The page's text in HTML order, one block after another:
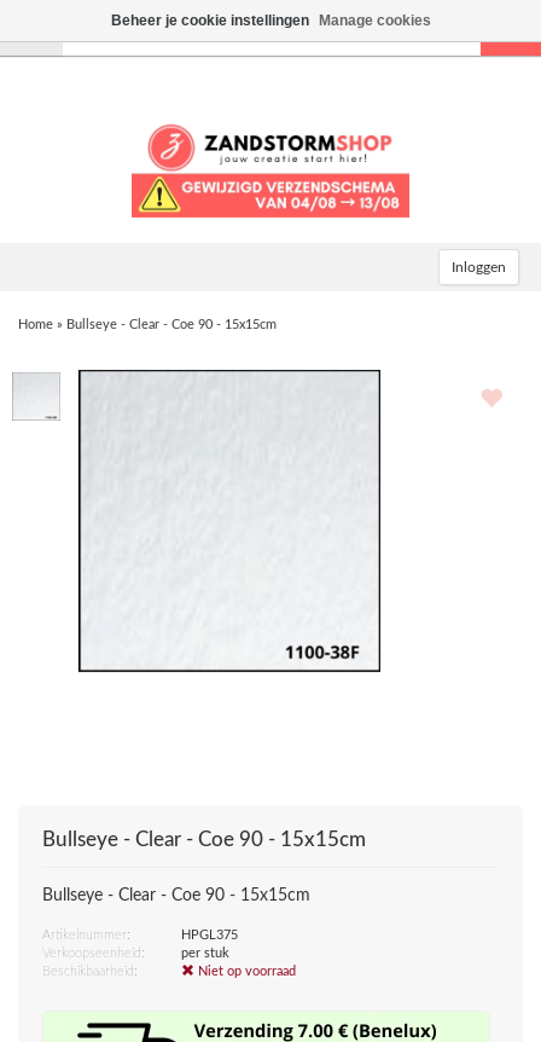
Inloggen
Home » Bullseye - Clear - Coe 90 - 15x15cm
Bullseye - Clear - Coe 90 - 15x15cm
Bullseye - Clear - Coe 90 - 15x15cm
Artikelnummer:
HPGL375
Verkoopseenheid:
per stuk
Beschikbaarheid:
Niet op voorraad
Beheer je cookie instellingen Manage cookies